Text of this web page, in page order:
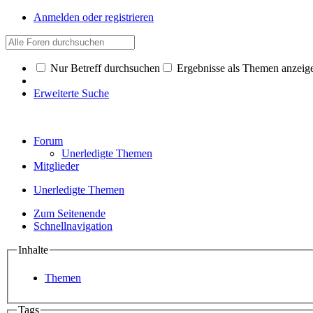
Anmelden oder registrieren
Nur Betreff durchsuchen Ergebnisse als Themen
Erweiterte Suche
Forum
Unerledigte Themen
Mitglieder
Unerledigte Themen
Zum Seitenende
Schnellnavigation
Inhalte
Themen
Tags